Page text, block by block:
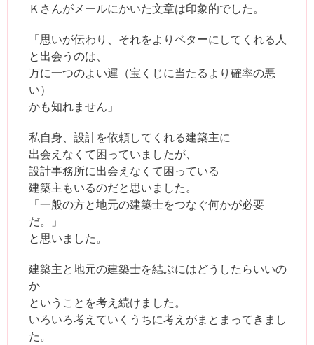
Ｋさんがメールにかいた文章は印象的でした。
「思いが伝わり、それをよりベターにしてくれる人
と出会うのは、
万に一つのよい運（宝くじに当たるより確率の悪
い）
かも知れません」
私自身、設計を依頼してくれる建築主に
出会えなくて困っていましたが、
設計事務所に出会えなくて困っている
建築主もいるのだと思いました。
「一般の方と地元の建築士をつなぐ何かが必要
だ。」
と思いました。
建築主と地元の建築士を結ぶにはどうしたらいいの
か
ということを考え続けました。
いろいろ考えていくうちに考えがまとまってきまし
た。